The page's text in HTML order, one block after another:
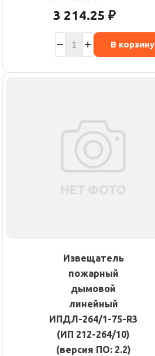
3 214.25 ₽
В корзину
Извещатель
пожарный
дымовой
линейный
ИПДЛ-264/1-75-R3
(ИП 212-264/10)
(версия ПО: 2.2)